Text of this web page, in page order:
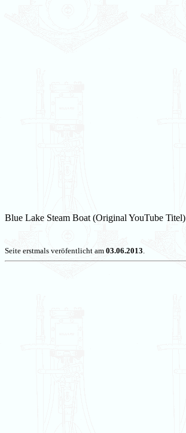
Blue Lake Steam Boat (Original YouTube Titel)
Seite erstmals veröfentlicht am 03.06.2013.